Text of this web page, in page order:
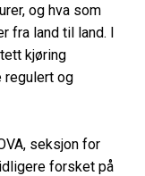
og hva som
land til land. I
kjøring
regulert og
seksjon for
forsket på